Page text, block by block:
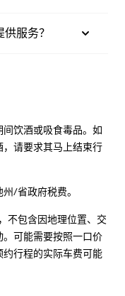
服务？
饮酒或吸食毒品。如
请要求其马上结束行
/省政府税费。
不包含因地理位置、交
可能需要按照一口价
行程的实际车费可能